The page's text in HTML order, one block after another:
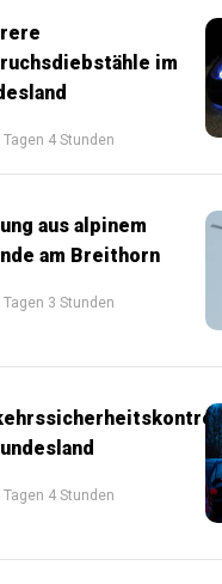
im
Tagen 4 Stunden
aus alpinem
am Breithorn
Tagen 3 Stunden
Tagen 4 Stunden